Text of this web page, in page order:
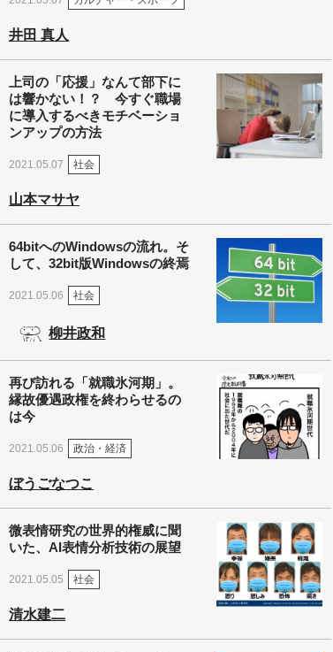
井田 真人
上司の「応援」なんて部下に
は響かない！？ 今すぐ職場
に導入するべきモチベーショ
ンアップの方法
2021.05.07 社会
山本マサヤ
64bitへのWindowsの流れ。そ
して、32bit版Windowsの終焉
2021.05.06 社会
柳井政和
再び訪れる「就職氷河期」。
縁故優遇政権を終わらせるの
は今
2021.05.06 政治・経済
ぼうごなつこ
微表情研究の世界的権威に聞
いた、AI表情分析技術の展望
2021.05.05 社会
清水建二